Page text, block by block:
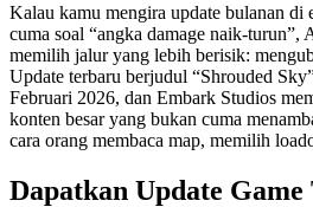
Kalau kamu mengira update bulanan di
cuma soal “angka damage naik-turun”,
memilih jalur yang lebih berisik:
Update terbaru berjudul “Shrouded
Februari 2026, dan Embark Studios
konten besar yang bukan cuma
cara orang membaca map, memilih
Dapatkan Update